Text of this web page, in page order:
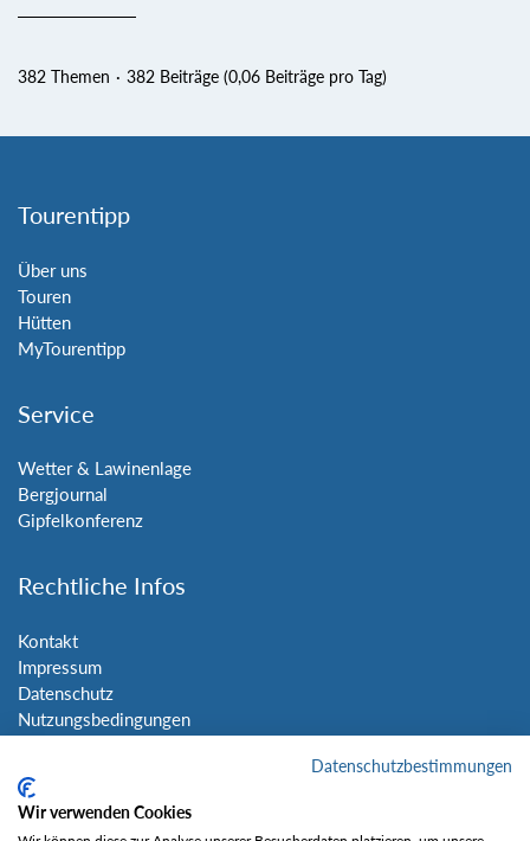
382 Themen 382 Beiträge (0,06 Beiträge pro Tag)
Tourentipp
Über uns
Touren
Hütten
MyTourentipp
Service
Wetter & Lawinenlage
Bergjournal
Gipfelkonferenz
Rechtliche Infos
Kontakt
Impressum
Datenschutz
Nutzungsbedingungen
Social Media
Datenschutzbestimmungen
Wir verwenden Cookies